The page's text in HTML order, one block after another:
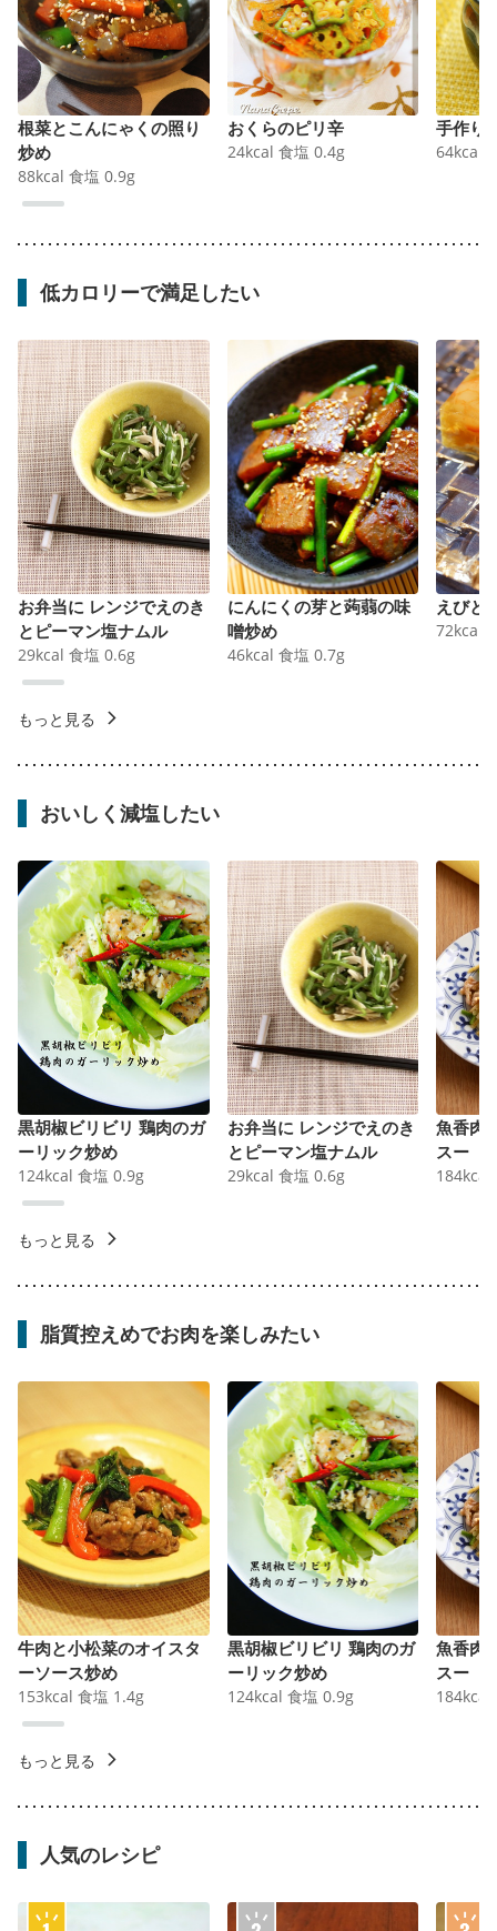
根菜とこんにゃくの照り
炒め
88kcal 食塩 0.9g
おくらのピリ辛
24kcal 食塩 0.4g
手作り
64kcal
低カロリーで満足したい
お弁当に レンジでえのき
とピーマン塩ナムル
29kcal 食塩 0.6g
にんにくの芽と蒟蒻の味
噌炒め
46kcal 食塩 0.7g
えびと
72kcal
もっと見る
おいしく減塩したい
黒胡椒ビリビリ 鶏肉のガ
ーリック炒め
124kcal 食塩 0.9g
お弁当に レンジでえのき
とピーマン塩ナムル
29kcal 食塩 0.6g
魚香肉
スー
184kcal
もっと見る
脂質控えめでお肉を楽しみたい
牛肉と小松菜のオイスタ
ーソース炒め
153kcal 食塩 1.4g
黒胡椒ビリビリ 鶏肉のガ
ーリック炒め
124kcal 食塩 0.9g
魚香肉
スー
184kcal
もっと見る
人気のレシピ